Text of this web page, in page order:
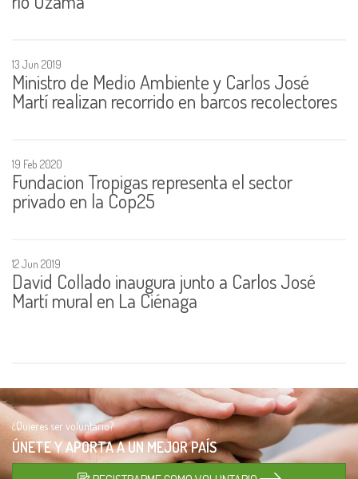
13 Jun 2019
Ministro de Medio Ambiente y Carlos José
Martí realizan recorrido en barcos recolectores
19 Feb 2020
Fundacion Tropigas representa el sector
privado en la Cop25
12 Jun 2019
David Collado inaugura junto a Carlos José
Martí mural en La Ciénaga
¿Quieres ser voluntario?
ÚNETE Y APORTA A UNMEJOR PAÍS